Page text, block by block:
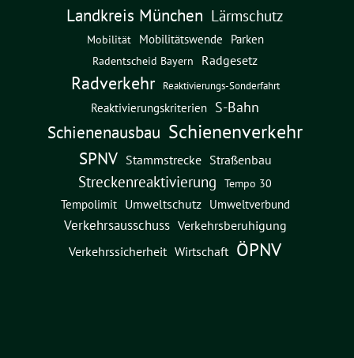
Landkreis München Lärmschutz
Mobilität Mobilitätswende Parken
Radentscheid Bayern Radgesetz
Radverkehr Reaktivierungs-Sonderfahrt
Reaktivierungskriterien S-Bahn
Schienenausbau Schienenverkehr
SPNV Stammstrecke Straßenbau
Streckenreaktivierung Tempo 30
Tempolimit Umweltschutz Umweltverbund
Verkehrsausschuss Verkehrsberuhigung
Verkehrssicherheit Wirtschaft ÖPNV